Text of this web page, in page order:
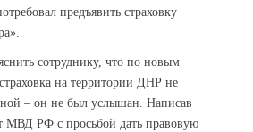
предъявить страховку
сотруднику, что по новым
на территории ДНР не
– он не был услышан. Написав
МВД РФ с просьбой дать правовую